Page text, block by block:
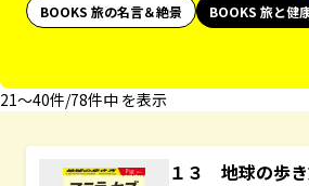
BOOKS 旅の名言＆絶景
BOOKS 旅と健
21〜40件/78件中 を表示
１３ 地球の歩